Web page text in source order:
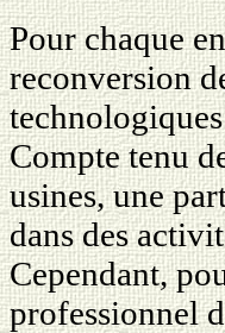
Pour chaque
reconversion
Compte tenu
usines, une
dans des
Cependant,
professionnel